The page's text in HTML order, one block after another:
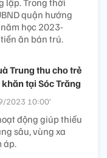
quận hướng
học 2023-
ăn bán trú.
Trung thu cho trẻ
tại Sóc Trăng
2023 10:00’
động giúp thiếu
sâu, vùng xa
áp.